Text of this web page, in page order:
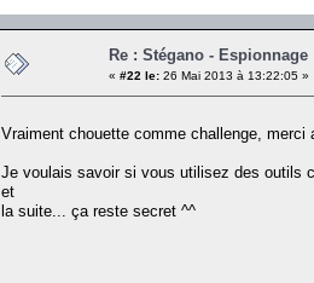
Re : Stégano - Espionnage
« #22 le: 26 Mai 2013 à 13:22:05 »
Vraiment chouette comme challenge, merci
Je voulais savoir si vous utilisez des outils
et
la suite... ça reste secret ^^